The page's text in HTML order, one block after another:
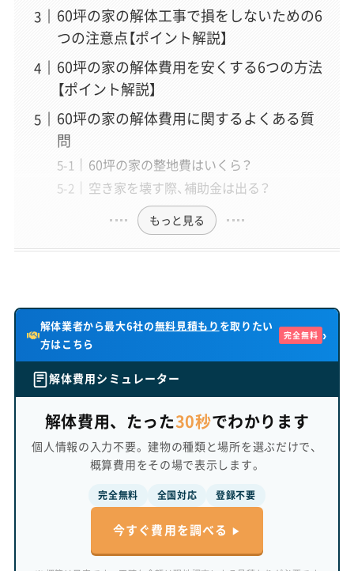
ライター。毎週の専門勉強会で得た知識や業者様へのイン
タビューを元に、手続きの流れや専門用語を図解なども交
えながら、読者が迷わずに理解できる記事作りを心がけて
いる。
60坪の家の解体工事で損をしないための6
つの注意点【ポイント解説】
60坪の家の解体費用を安くする6つの方法
【ポイント解説】
60坪の家の解体費用に関するよくある質
問
60坪の家の整地費はいくら？
空き家を壊す際、補助金は出る？
もっと見る
解体業者から最大6社の無料見積もり を取りたい
方はこちら
完全無料 ›
解体費用シミュレーター
解体費用、たった 30秒でわかります
個人情報の入力不要。建物の種類と場所を選ぶだけで、
概算費用をその場で表示します。
完全無料 全国対応 登録不要
今すぐ費用を調べる